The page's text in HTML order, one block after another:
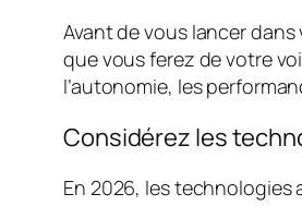
Avant de vous lancer
que vous ferez de votre
l’autonomie, les
Considérez les
En 2026, les